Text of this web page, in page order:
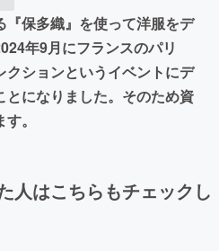
保多織』を使って洋服をデ
年9月にフランスのパリ
クションというイベントにデ
になりました。そのため資
。
人はこちらもチェックし